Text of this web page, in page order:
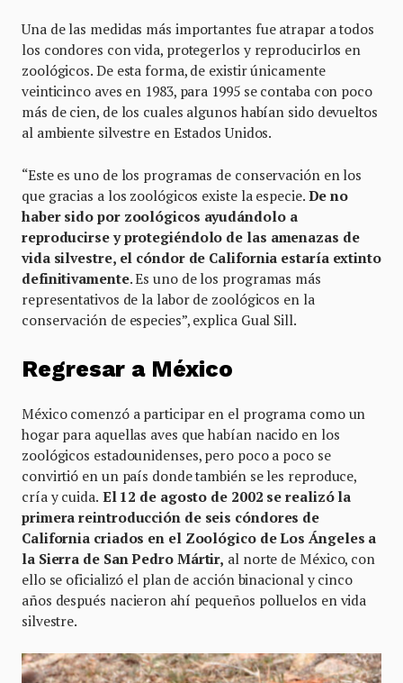
Una de las medidas más importantes fue atrapar a todos
los condores con vida, protegerlos y reproducirlos en
zoológicos. De esta forma, de existir únicamente
veinticinco aves en 1983, para 1995 se contaba con poco
más de cien, de los cuales algunos habían sido devueltos
al ambiente silvestre en Estados Unidos.
“Este es uno de los programas de conservación en los
que gracias a los zoológicos existe la especie. De no
haber sido por zoológicos ayudándolo a
reproducirse y protegiéndolo de las amenazas de
vida silvestre, el cóndor de California estaría extinto
definitivamente. Es uno de los programas más
representativos de la labor de zoológicos en la
conservación de especies”, explica Gual Sill.
Regresar a México
México comenzó a participar en el programa como un
hogar para aquellas aves que habían nacido en los
zoológicos estadounidenses, pero poco a poco se
convirtió en un país donde también se les reproduce,
cría y cuida. El 12 de agosto de 2002 se realizó la
primera reintroducción de seis cóndores de
California criados en el Zoológico de Los Ángeles a
la Sierra de San Pedro Mártir, al norte de México, con
ello se oficializó el plan de acción binacional y cinco
años después nacieron ahí pequeños polluelos en vida
silvestre.